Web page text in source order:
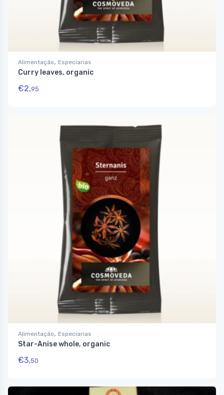
Alimentação, Especiarias
Curry leaves, organic
€2,95
Alimentação, Especiarias
Star-Anise whole, organic
€3,50